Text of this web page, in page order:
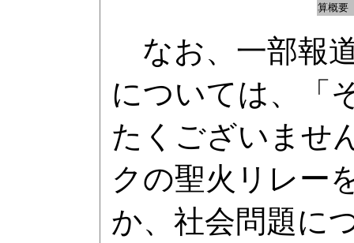
算概要
なお、一部報
については、「
たくございませ
クの聖火リレー
か、社会問題に